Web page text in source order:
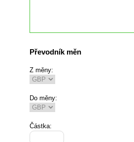
Převodník měn
Z měny:
Do měny:
Částka: